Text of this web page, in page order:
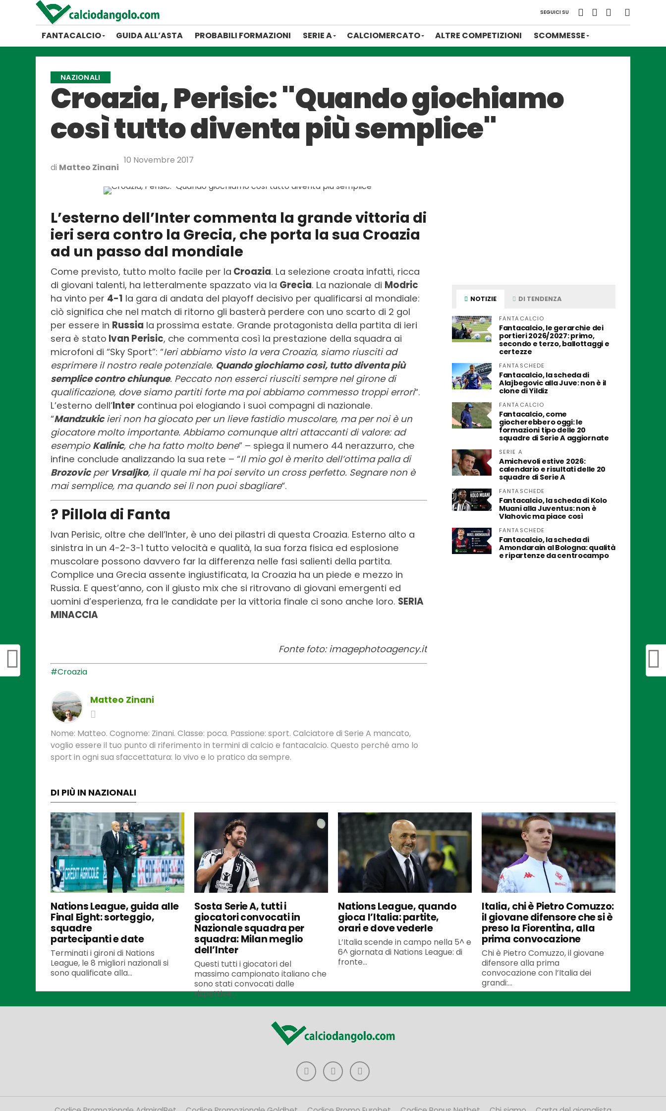
SEGUICI SU
FANTACALCIO GUIDA ALL’ASTA PROBABILI FORMAZIONI SERIE A CALCIOMERCATO ALTRE COMPETIZIONI SCOMMESSE
NAZIONALI
Croazia, Perisic: "Quando giochiamo
così tutto diventa più semplice"
di Matteo Zinani
10 Novembre 2017
L’esterno dell’Inter commenta la grande vittoria di
ieri sera contro la Grecia, che porta la sua Croazia
ad un passo dal mondiale
Come previsto, tutto molto facile per la Croazia. La selezione croata infatti, ricca
di giovani talenti, ha letteralmente spazzato via la Grecia. La nazionale di Modric
ha vinto per 4-1 la gara di andata del playoff decisivo per qualificarsi al mondiale:
ciò significa che nel match di ritorno gli basterà perdere con uno scarto di 2 gol
per essere in Russia la prossima estate. Grande protagonista della partita di ieri
sera è stato Ivan Perisic, che commenta così la prestazione della squadra ai
microfoni di “Sky Sport”: “Ieri abbiamo visto la vera Croazia, siamo riusciti ad
esprimere il nostro reale potenziale. Quando giochiamo così, tutto diventa più
semplice contro chiunque. Peccato non esserci riusciti sempre nel girone di
qualificazione, dove siamo partiti forte ma poi abbiamo commesso troppi errori“.
L’esterno dell’Inter continua poi elogiando i suoi compagni di nazionale.
“Mandzukicieri non ha giocato per un lieve fastidio muscolare, ma per noi è un
giocatore molto importante. Abbiamo comunque altri attaccanti di valore: ad
esempio Kalinic, che ha fatto molto bene” – spiega il numero 44 nerazzurro, che
infine conclude analizzando la sua rete – “Il mio gol è merito dell’ottima palla di
Brozovicper Vrsaljko, il quale mi ha poi servito un cross perfetto. Segnare non è
mai semplice, ma quando sei lì non puoi sbagliare“.
? Pillola di Fanta
Ivan Perisic, oltre che dell’Inter, è uno dei pilastri di questa Croazia. Esterno alto a
sinistra in un 4-2-3-1 tutto velocità e qualità, la sua forza fisica ed esplosione
muscolare possono davvero far la differenza nelle fasi salienti della partita.
Complice una Grecia assente ingiustificata, la Croazia ha un piede e mezzo in
Russia. E quest’anno, con il giusto mix che si ritrovano di giovani emergenti ed
uomini d’esperienza, fra le candidate per la vittoria finale ci sono anche loro. SERIA
MINACCIA
Fonte foto: imagephotoagency.it
#Croazia
Matteo Zinani
Nome: Matteo. Cognome: Zinani. Classe: poca. Passione: sport. Calciatore di Serie A mancato,
voglio essere il tuo punto di riferimento in termini di calcio e fantacalcio. Questo perché amo lo
sport in ogni sua sfaccettatura: lo vivo e lo pratico da sempre.
NOTIZIE DI TENDENZA
FANTACALCIO
Fantacalcio, le gerarchie dei
portieri 2026/2027: primo,
secondo e terzo, ballottaggi e
certezze
FANTASCHEDE
Fantacalcio, la scheda di
Alajbegovic alla Juve: non è il
clone di Yildiz
FANTACALCIO
Fantacalcio, come
giocherebbero oggi: le
formazioni tipo delle 20
squadre di Serie A aggiornate
SERIE A
Amichevoli estive 2026:
calendario e risultati delle 20
squadre di Serie A
FANTASCHEDE
Fantacalcio, la scheda di Kolo
Muani alla Juventus: non è
Vlahovic ma piace così
FANTASCHEDE
Fantacalcio, la scheda di
Amondarain al Bologna: qualità
e ripartenze da centrocampo
DI PIÙ IN NAZIONALI
Nations League, guida alle
Final Eight: sorteggio,
squadre
partecipanti e date
Terminati i gironi di Nations
League, le 8 migliori nazionali si
sono qualificate alla...
Sosta Serie A, tutti i
giocatori convocati in
Nazionale squadra per
squadra: Milan meglio
dell’Inter
Questi tutti i giocatori del
massimo campionato italiano che
sono stati convocati dalle
rispettive...
Nations League, quando
gioca l’Italia: partite,
orari e dove vederle
L’Italia scende in campo nella 5^ e
6^ giornata di Nations League: di
fronte...
Italia, chi è Pietro Comuzzo:
il giovane difensore che si è
preso la Fiorentina, alla
prima convocazione
Chi è Pietro Comuzzo, il giovane
difensore alla prima
convocazione con l’Italia dei
grandi:...